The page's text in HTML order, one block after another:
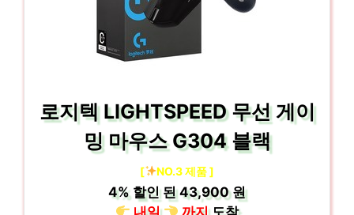
로지텍 LIGHTSPEED 무선 게이
밍 마우스 G304 블랙
[ NO.3 제품 ]
4% 할인 된43,900 원
내일
까지도착